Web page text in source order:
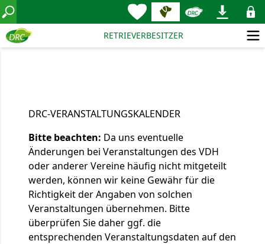
RETRIEVERBESITZER
DRC-VERANSTALTUNGSKALENDER
Bitte beachten: Da uns eventuelle
Änderungen bei Veranstaltungen des VDH
oder anderer Vereine häufig nicht mitgeteilt
werden, können wir keine Gewähr für die
Richtigkeit der Angaben von solchen
Veranstaltungen übernehmen. Bitte
überprüfen Sie daher ggf. die
entsprechenden Veranstaltungsdaten auf den